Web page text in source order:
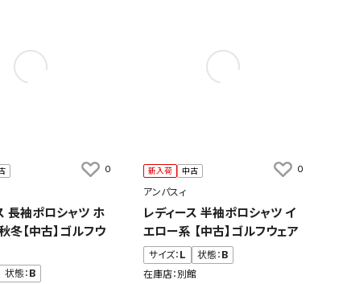
長袖ポロシャツ ホ
冬【中古】ゴルフウ
状態： B
0 新入荷 中古
アンパスィ
レディース 半袖ポロシャツ イ
エロー系 【中古】ゴルフウェア
サイズ： L 状態： B
在庫店：別館
0